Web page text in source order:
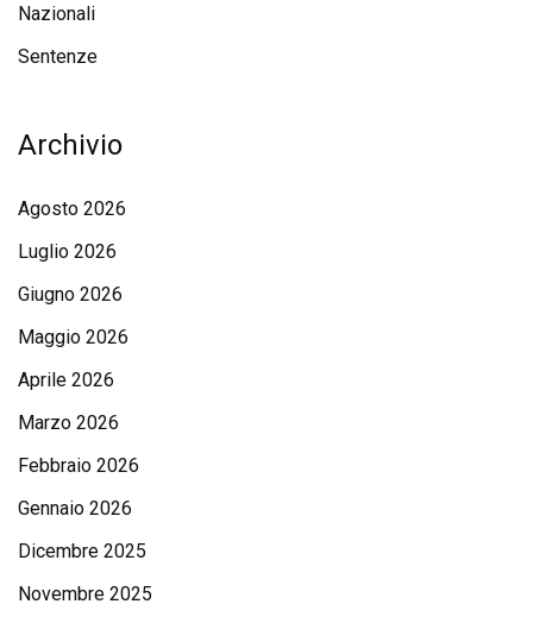
Nazionali
Sentenze
Archivio
Agosto 2026
Luglio 2026
Giugno 2026
Maggio 2026
Aprile 2026
Marzo 2026
Febbraio 2026
Gennaio 2026
Dicembre 2025
Novembre 2025